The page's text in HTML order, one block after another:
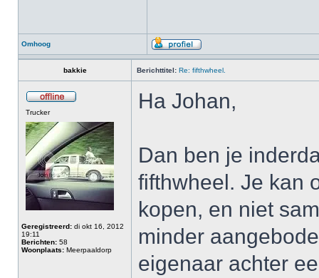
Omhoog
bakkie Berichttitel: Re: fifthwheel.
Trucker
Geregistreerd: di okt 16, 2012
19:11
Berichten: 58
Woonplaats: Meerpaaldorp
Ha Johan,
Dan ben je
fifthwheel. Je kan
kopen, en niet
minder
eigenaar achter